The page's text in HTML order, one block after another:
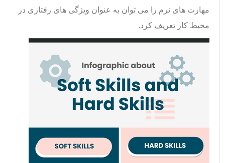
مهارت های نرم را می توان به عنوان ویژگی های رفتاری در
محیط کار تعریف کرد.